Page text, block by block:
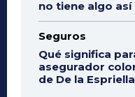
no tiene algo así
Seguros
Qué significa
asegurador
de De la